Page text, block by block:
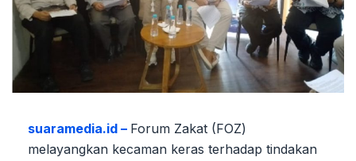
suaramedia.id – Forum Zakat (FOZ)
melayangkan kecaman keras terhadap tindakan